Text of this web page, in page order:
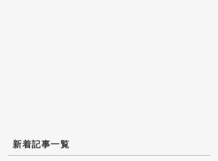
新着記事一覧